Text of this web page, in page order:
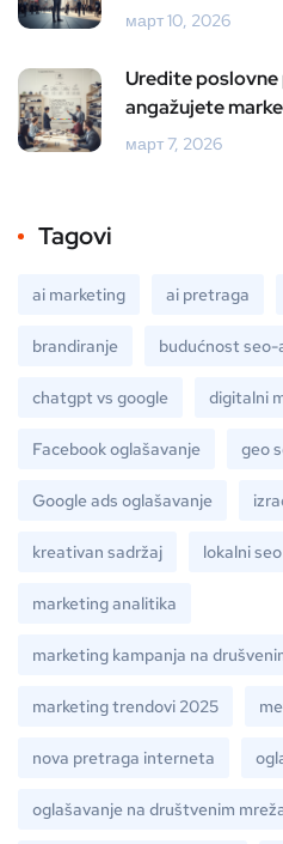
март 10, 2026
Uredite
angažujete
март 7, 2026
Tagovi
ai marketing ai pretraga
brandiranje budućnost seo-
chatgpt vs google digitalni
Facebook oglašavanje geo
Google ads oglašavanje
kreativan sadržaj lokalni seo
marketing analitika
marketing kampanja na
marketing trendovi 2025
nova pretraga interneta
oglašavanje na društvenim